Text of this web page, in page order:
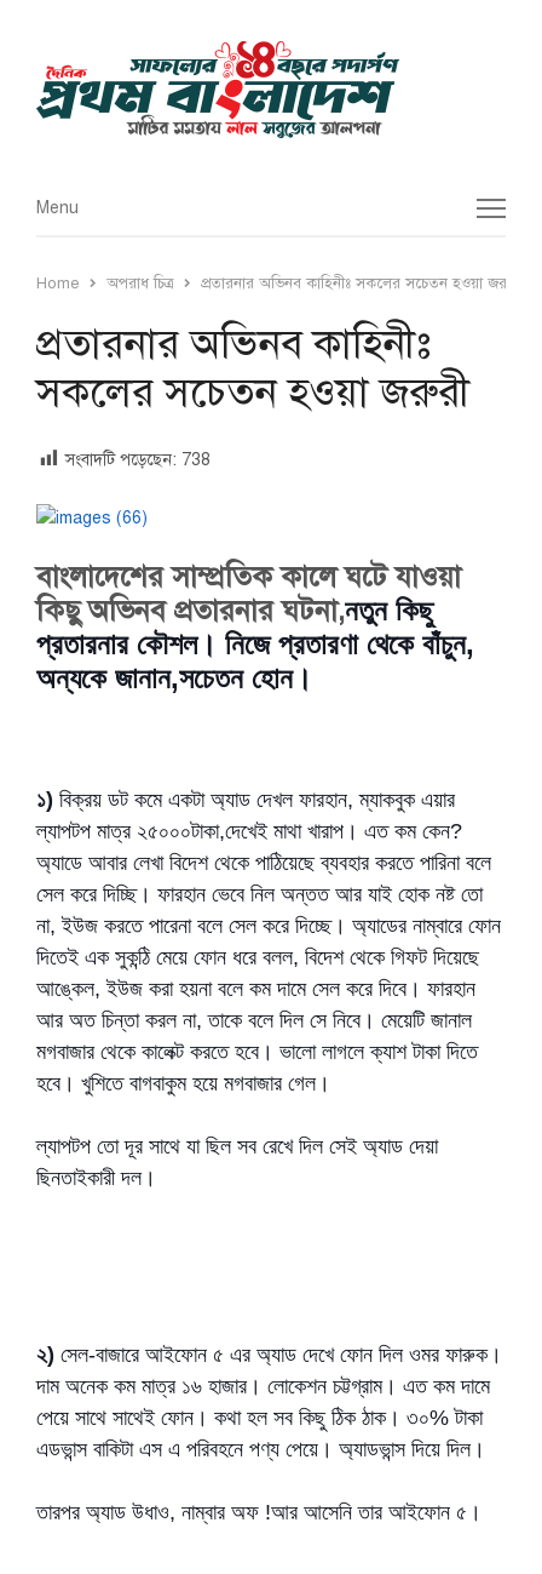
Menu
Menu
Home অপরাধ চিত্র প্রতারনার অভিনব কাহিনীঃ সকলের সচেতন হওয়া জরুরী
প্রতারনার অভিনব কাহিনীঃ
সকলের সচেতন হওয়া জরুরী
সংবাদটি পড়েছেন: 738
বাংলাদেশের সাম্প্রতিক কালে ঘটে যাওয়া
কিছু অভিনব প্রতারনার ঘটনা,নতুন কিছু
প্রতারনার কৌশল। নিজে প্রতারণা থেকে বাঁচুন,
অন্যকে জানান,সচেতন হোন।
১) বিক্রয় ডট কমে একটা অ্যাড দেখল ফারহান, ম্যাকবুক এয়ার
ল্যাপটপ মাত্র ২৫০০০টাকা,দেখেই মাথা খারাপ। এত কম কেন?
অ্যাডে আবার লেখা বিদেশ থেকে পাঠিয়েছে ব্যবহার করতে পারিনা বলে
সেল করে দিচ্ছি। ফারহান ভেবে নিল অন্তত আর যাই হোক নষ্ট তো
না, ইউজ করতে পারেনা বলে সেল করে দিচ্ছে। অ্যাডের নাম্বারে ফোন
দিতেই এক সুকন্ঠি মেয়ে ফোন ধরে বলল, বিদেশ থেকে গিফট দিয়েছে
আঙ্কেল, ইউজ করা হয়না বলে কম দামে সেল করে দিবে। ফারহান
আর অত চিন্তা করল না, তাকে বলে দিল সে নিবে। মেয়েটি জানাল
মগবাজার থেকে কালেক্ট করতে হবে। ভালো লাগলে ক্যাশ টাকা দিতে
হবে। খুশিতে বাগবাকুম হয়ে মগবাজার গেল।
ল্যাপটপ তো দূর সাথে যা ছিল সব রেখে দিল সেই অ্যাড দেয়া
ছিনতাইকারী দল।
২) সেল-বাজারে আইফোন ৫ এর অ্যাড দেখে ফোন দিল ওমর ফারুক।
দাম অনেক কম মাত্র ১৬ হাজার। লোকেশন চট্টগ্রাম। এত কম দামে
পেয়ে সাথে সাথেই ফোন। কথা হল সব কিছু ঠিক ঠাক। ৩০% টাকা
এডভান্স বাকিটা এস এ পরিবহনে পণ্য পেয়ে। অ্যাডভান্স দিয়ে দিল।
তারপর অ্যাড উধাও, নাম্বার অফ !আর আসেনি তার আইফোন ৫।